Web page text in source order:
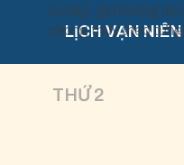
dương, giờ hoàng
phong thủy theo
LỊCH VẠN
THỨ 2